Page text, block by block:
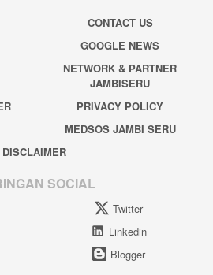
CONTACT US
GOOGLE NEWS
NETWORK & PARTNER
JAMBISERU
PRIVACY POLICY
MEDSOS JAMBI SERU
DISCLAIMER
SOCIAL
Twitter
Linkedin
Blogger